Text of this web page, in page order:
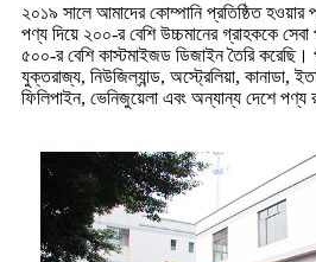
২০১৯ সালে আমাদের কোম্পানি প্রতিষ্ঠিত হওয়ার
পণ্য দিয়ে ২০০-র বেশি উচ্চমানের গ্রাহককে
৫০০-র বেশি কাস্টমাইজড ডিজাইন তৈরি করেছি।
যুক্তরাজ্য, নিউজিল্যান্ড, অস্ট্রেলিয়া, কানাডা,
ফিলিপাইন, ভেনিজুয়েলা এবং অন্যান্য দেশে পণ্য